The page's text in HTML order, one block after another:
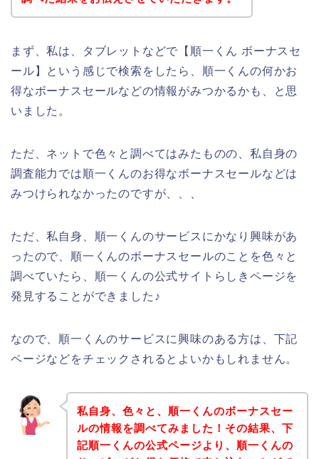
まず、私は、タブレットなどで【順一くん ボーナスセ
ール】という感じで検索をしたら、順一くんの何かお
得なボーナスセールなどの情報がみつかるかも、と思
いました。
ただ、ネットで色々と調べてはみたものの、私自身の
調査能力では順一くんのお得なボーナスセールなどは
みつけられなかったのですが、、、
ただ、私自身、順一くんのサービスにかなり興味があ
ったので、順一くんのボーナスセールのことを色々と
調べていたら、順一くんの公式サイトらしきページを
発見することができました♪
なので、順一くんのサービスに興味のある方は、下記
ページなどをチェックされるとよいかもしれません。
私自身、色々と、順一くんのボーナスセー
ルの情報を調べてみました！その結果、下
記順一くんの公式ページより、順一くんの